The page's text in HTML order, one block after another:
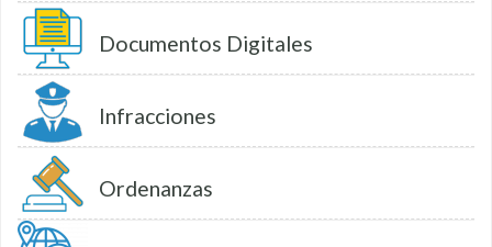
Documentos Digitales
Infracciones
Ordenanzas